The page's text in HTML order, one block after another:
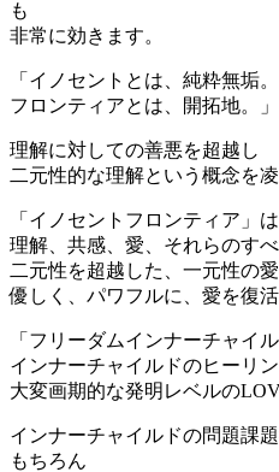
も
非常に効きます。
「イノセントとは、純粋無垢。
フロンティアとは、開拓地。」
理解に対しての善悪を超越し
二元性的な理解という概念を凌
「イノセントフロンティア」は
理解、共感、愛、それらのす
二元性を超越した、一元性の
優しく、パワフルに、愛を復活
「フリーダムインナーチャイ
インナーチャイルドのヒーリ
大変画期的な発明レベルの
インナーチャイルドの問題課
もちろん